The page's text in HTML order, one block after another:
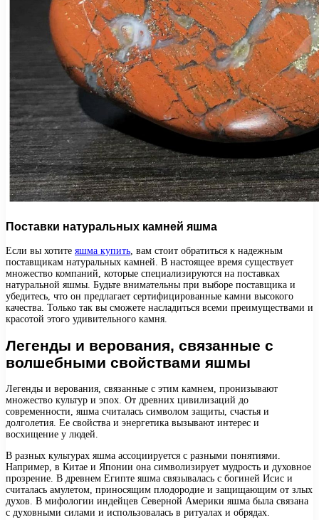
Поставки натуральных камней яшма
Если вы хотите яшма купить , вам стоит обратиться к надежным
поставщикам натуральных камней. В настоящее время существует
множество компаний, которые специализируются на поставках
натуральной яшмы. Будьте внимательны при выборе поставщика и
убедитесь, что он предлагает сертифицированные камни высокого
качества. Только так вы сможете насладиться всеми преимуществами и
красотой этого удивительного камня.
Легенды и верования, связанные с
волшебными свойствами яшмы
Легенды и верования, связанные с этим камнем, пронизывают
множество культур и эпох. От древних цивилизаций до
современности, яшма считалась символом защиты, счастья и
долголетия. Ее свойства и энергетика вызывают интерес и
восхищение у людей.
В разных культурах яшма ассоциируется с разными понятиями.
Например, в Китае и Японии она символизирует мудрость и духовное
прозрение. В древнем Египте яшма связывалась с богиней Исис и
считалась амулетом, приносящим плодородие и защищающим от злых
духов. В мифологии индейцев Северной Америки яшма была связана
с духовными силами и использовалась в ритуалах и обрядах.